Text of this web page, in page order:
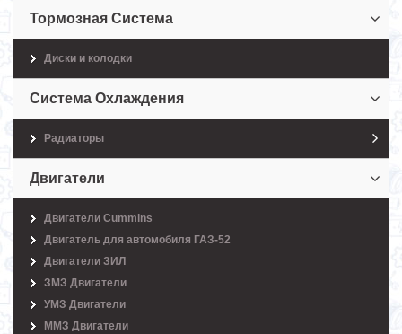
Тормозная Система
Диски и колодки
Система Охлаждения
Радиаторы
Двигатели
Двигатели Cummins
Двигатель для автомобиля ГАЗ-52
Двигатели ЗИЛ
ЗМЗ Двигатели
УМЗ Двигатели
ММЗ Двигатели